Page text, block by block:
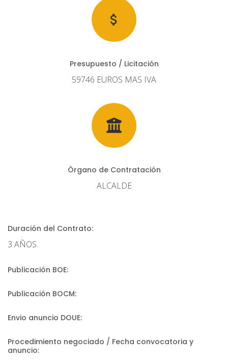
Presupuesto / Licitación
59746 EUROS MAS IVA
Órgano de Contratación
ALCALDE
Duración del Contrato:
3 AÑOS.
Publicación BOE:
Publicación BOCM:
Envio anuncio DOUE:
Procedimiento negociado / Fecha convocatoria y
anuncio: